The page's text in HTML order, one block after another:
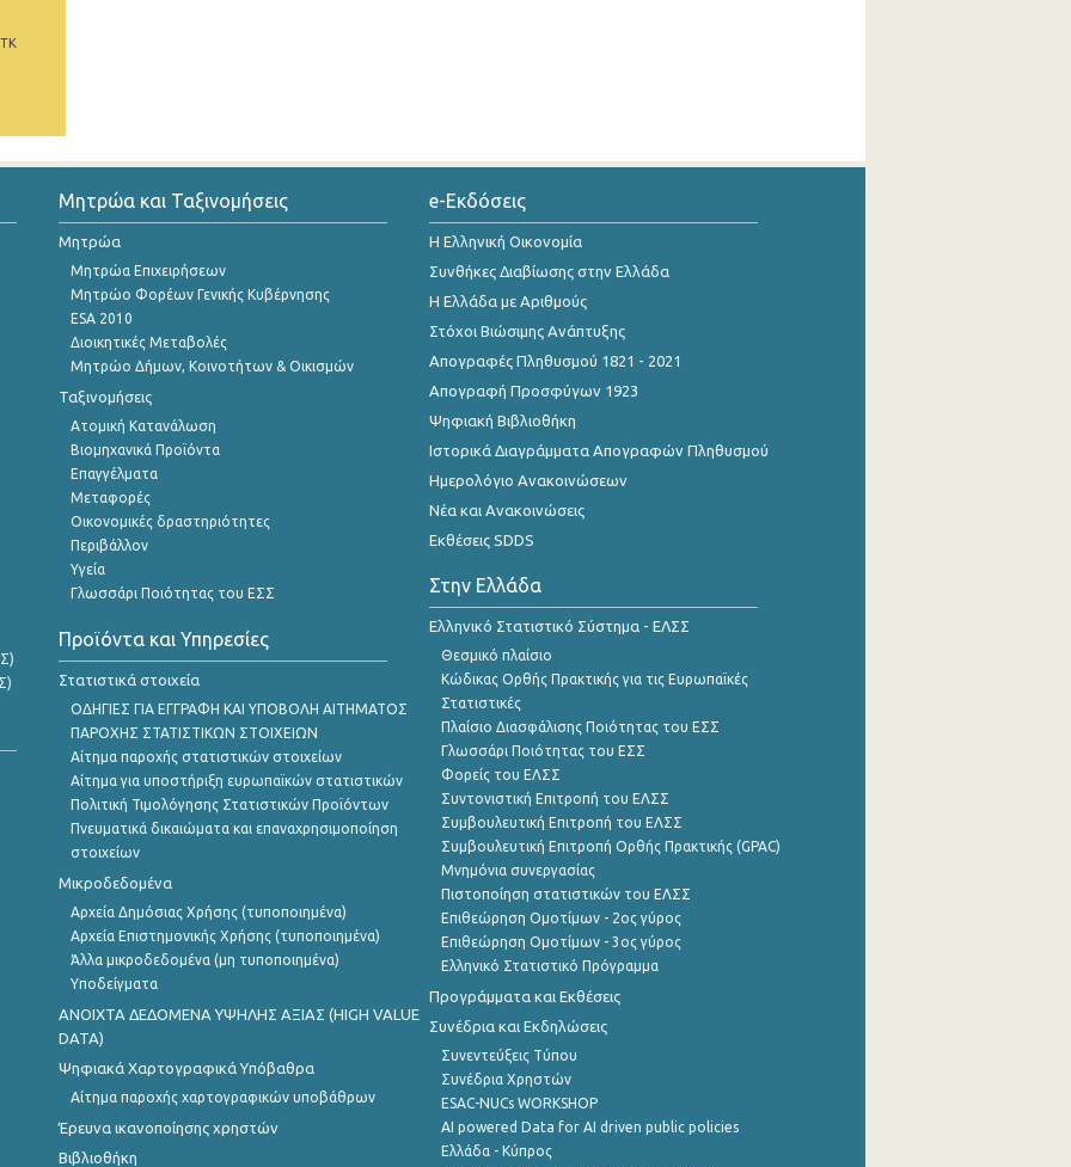
ΤΚ
Μητρώα και Ταξινομήσεις
Μητρώα
Μητρώα Επιχειρήσεων
Μητρώο Φορέων Γενικής Κυβέρνησης
ESA 2010
Διοικητικές Μεταβολές
Μητρώο Δήμων, Κοινοτήτων & Οικισμών
Ταξινομήσεις
Ατομική Κατανάλωση
Βιομηχανικά Προϊόντα
Επαγγέλματα
Μεταφορές
Οικονομικές δραστηριότητες
Περιβάλλον
Υγεία
Γλωσσάρι Ποιότητας του ΕΣΣ
Προϊόντα και Υπηρεσίες
Στατιστικά στοιχεία
ΟΔΗΓΙΕΣ ΓΙΑ ΕΓΓΡΑΦΗ ΚΑΙ ΥΠΟΒΟΛΗ ΑΙΤΗΜΑΤΟΣ
ΠΑΡΟΧΗΣ ΣΤΑΤΙΣΤΙΚΩΝ ΣΤΟΙΧΕΙΩΝ
Αίτημα παροχής στατιστικών στοιχείων
Αίτημα για υποστήριξη ευρωπαϊκών στατιστικών
Πολιτική Τιμολόγησης Στατιστικών Προϊόντων
Πνευματικά δικαιώματα και επαναχρησιμοποίηση
στοιχείων
Μικροδεδομένα
Αρχεία Δημόσιας Χρήσης (τυποποιημένα)
Αρχεία Επιστημονικής Χρήσης (τυποποιημένα)
Άλλα μικροδεδομένα (μη τυποποιημένα)
Υποδείγματα
ANOIXTA ΔΕΔΟΜΕΝΑ ΥΨΗΛΗΣ ΑΞΙΑΣ (HIGH VALUE
DATA)
Ψηφιακά Χαρτογραφικά Υπόβαθρα
Αίτημα παροχής χαρτογραφικών υποβάθρων
Έρευνα ικανοποίησης χρηστών
Βιβλιοθήκη
e-Εκδόσεις
Η Ελληνική Οικονομία
Συνθήκες Διαβίωσης στην Ελλάδα
Η Ελλάδα με Αριθμούς
Στόχοι Βιώσιμης Ανάπτυξης
Απογραφές Πληθυσμού 1821 - 2021
Απογραφή Προσφύγων 1923
Ψηφιακή Βιβλιοθήκη
Ιστορικά Διαγράμματα Απογραφών Πληθυσμού
Ημερολόγιο Ανακοινώσεων
Νέα και Ανακοινώσεις
Εκθέσεις SDDS
Στην Ελλάδα
Ελληνικό Στατιστικό Σύστημα - ΕΛΣΣ
Θεσμικό πλαίσιο
Κώδικας Ορθής Πρακτικής για τις Ευρωπαϊκές
Στατιστικές
Πλαίσιο Διασφάλισης Ποιότητας του ΕΣΣ
Γλωσσάρι Ποιότητας του ΕΣΣ
Φορείς του ΕΛΣΣ
Συντονιστική Επιτροπή του ΕΛΣΣ
Συμβουλευτική Επιτροπή του ΕΛΣΣ
Συμβουλευτική Επιτροπή Ορθής Πρακτικής (GPAC)
Μνημόνια συνεργασίας
Πιστοποίηση στατιστικών του ΕΛΣΣ
Επιθεώρηση Ομοτίμων - 2ος γύρος
Επιθεώρηση Ομοτίμων - 3ος γύρος
Ελληνικό Στατιστικό Πρόγραμμα
Προγράμματα και Εκθέσεις
Συνέδρια και Εκδηλώσεις
Συνεντεύξεις Τύπου
Συνέδρια Χρηστών
ESAC-NUCs WORKSHOP
AI powered Data for AI driven public policies
Ελλάδα - Κύπρος